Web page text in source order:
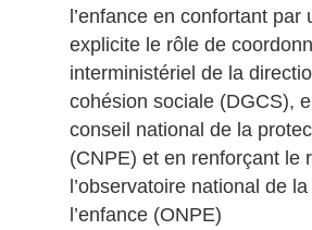
l’enfance en confortant par
explicite le rôle de
interministériel de la
cohésion sociale (DGCS),
conseil national de la
(CNPE) et en renforçant le
l’observatoire national de
l’enfance (ONPE)